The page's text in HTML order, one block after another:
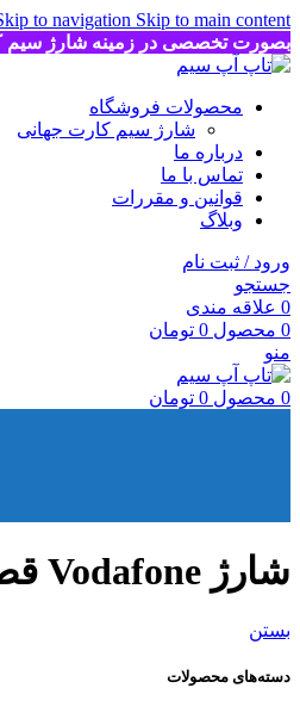
to navigation Skip to main content
بصورت تخصصی در زمینه شارژ سیم
محصولات فروشگاه
شارژ سیم کارت جهانی
درباره ما
تماس با ما
قوانین و مقررات
وبلاگ
ورود / ثبت نام
جستجو
0 علاقه مندی
0 محصول 0 تومان
منو
0 محصول 0 تومان
شارژ Vodafone قطر
بستن
دسته‌های محصولات